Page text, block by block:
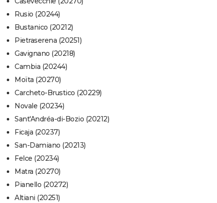
Rusio (20244)
Bustanico (20212)
Pietraserena (20251)
Gavignano (20218)
Cambia (20244)
Moïta (20270)
Carcheto-Brustico (20229)
Novale (20234)
Sant'Andréa-di-Bozio (20212)
Ficaja (20237)
San-Damiano (20213)
Felce (20234)
Matra (20270)
Pianello (20272)
Altiani (20251)